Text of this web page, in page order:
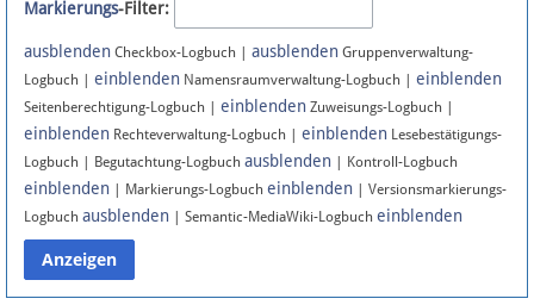
Facebook
Instagram
Anmelden
Datenschutz
Markierungs-Filter:
ausblenden Checkbox-Logbuch | ausblenden Gruppenverwaltung-
Logbuch | einblenden Namensraumverwaltung-Logbuch | einblenden
Seitenberechtigung-Logbuch | einblenden Zuweisungs-Logbuch |
einblenden Rechteverwaltung-Logbuch | einblenden Lesebestätigungs-
Logbuch | Begutachtung-Logbuch ausblenden | Kontroll-Logbuch
einblenden | Markierungs-Logbuch einblenden | Versionsmarkierungs-
Logbuch ausblenden | Semantic-MediaWiki-Logbuch einblenden